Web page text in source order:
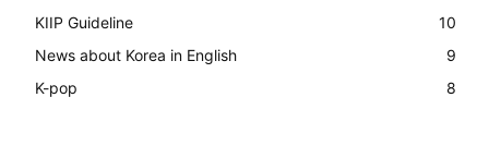
KIIP Guideline
10
News about Korea in English
9
K-pop
8